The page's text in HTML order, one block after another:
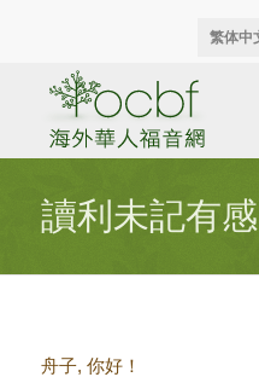
繁体中
讀利未記有感
舟子, 你好！